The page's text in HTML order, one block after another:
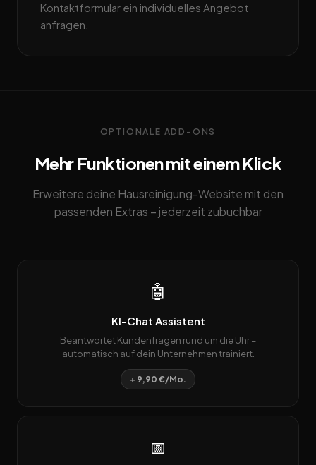
Kontaktformular ein individuelles Angebot
anfragen.
OPTIONALE ADD-ONS
Mehr Funktionen mit einem Klick
Erweitere deine Hausreinigung-Website mit den
passenden Extras – jederzeit zubuchbar
🤖
KI-Chat Assistent
Beantwortet Kundenfragen rund um die Uhr –
automatisch auf dein Unternehmen trainiert.
+ 9,90 €/Mo.
📅